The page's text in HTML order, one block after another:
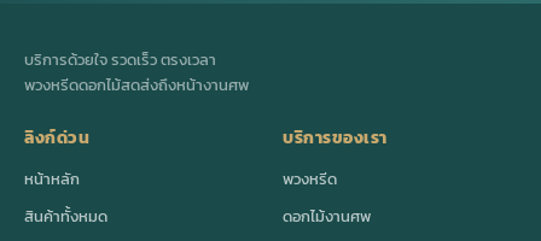
บริการด้วยใจ รวดเร็ว ตรงเวลา
พวงหรีดดอกไม้สดส่งถึงหน้างานศพ
ลิงก์ด่วน
หน้าหลัก
สินค้าทั้งหมด
บริการของเรา
พวงหรีด
ดอกไม้งานศพ